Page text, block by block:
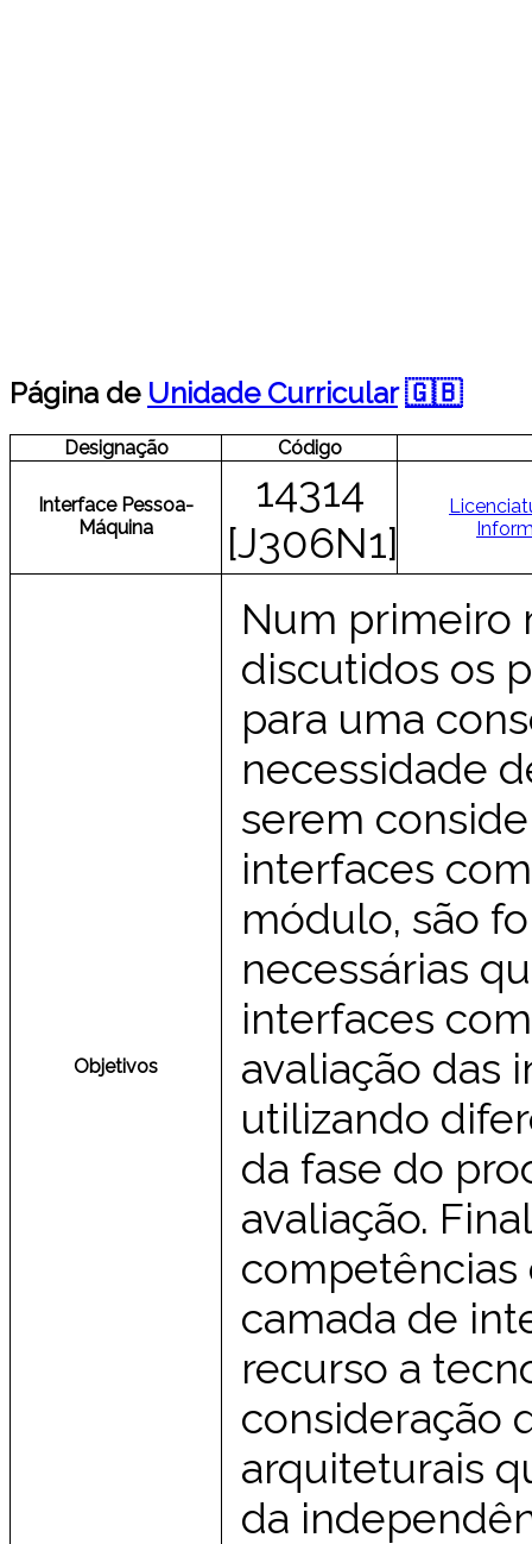
Página de Unidade Curricular 🇬🇧
Designação Código
Interface Pessoa-
Máquina
14314
[J306N1]
Objetivos
Num primeiro
discutidos os
para uma
necessidade
serem
interfaces
módulo, são
necessárias
interfaces
avaliação das
utilizando
da fase do
avaliação.
camada de
recurso a
consideração
arquiteturais
da